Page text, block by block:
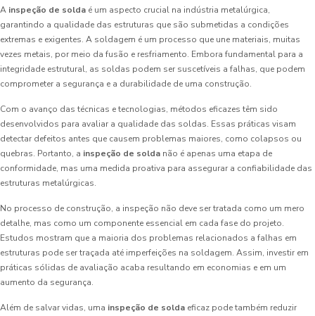
A inspeção de solda é um aspecto crucial na indústria metalúrgica,
garantindo a qualidade das estruturas que são submetidas a condições
extremas e exigentes. A soldagem é um processo que une materiais, muitas
vezes metais, por meio da fusão e resfriamento. Embora fundamental para a
integridade estrutural, as soldas podem ser suscetíveis a falhas, que podem
comprometer a segurança e a durabilidade de uma construção.
Com o avanço das técnicas e tecnologias, métodos eficazes têm sido
desenvolvidos para avaliar a qualidade das soldas. Essas práticas visam
detectar defeitos antes que causem problemas maiores, como colapsos ou
quebras. Portanto, a inspeção de solda não é apenas uma etapa de
conformidade, mas uma medida proativa para assegurar a confiabilidade das
estruturas metalúrgicas.
No processo de construção, a inspeção não deve ser tratada como um mero
detalhe, mas como um componente essencial em cada fase do projeto.
Estudos mostram que a maioria dos problemas relacionados a falhas em
estruturas pode ser traçada até imperfeições na soldagem. Assim, investir em
práticas sólidas de avaliação acaba resultando em economias e em um
aumento da segurança.
Além de salvar vidas, uma inspeção de solda eficaz pode também reduzir